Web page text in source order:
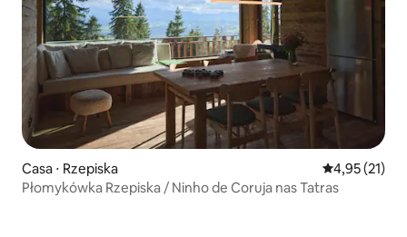
Casa ⋅ Rzepiska 4,95 de uma
4,95 (21)
Płomykówka Rzepiska / Ninho de Coruja nas Tatras